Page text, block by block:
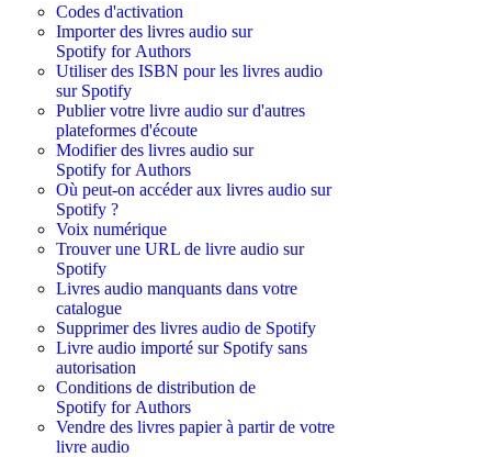
Codes d'activation
Importer des livres audio sur
Spotify for Authors
Utiliser des ISBN pour les livres audio
sur Spotify
Publier votre livre audio sur d'autres
plateformes d'écoute
Modifier des livres audio sur
Spotify for Authors
Où peut-on accéder aux livres audio sur
Spotify ?
Voix numérique
Trouver une URL de livre audio sur
Spotify
Livres audio manquants dans votre
catalogue
Supprimer des livres audio de Spotify
Livre audio importé sur Spotify sans
autorisation
Conditions de distribution de
Spotify for Authors
Vendre des livres papier à partir de votre
livre audio